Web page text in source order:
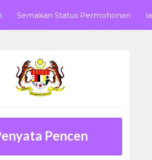
Semakan Status Permohonan
Pencen